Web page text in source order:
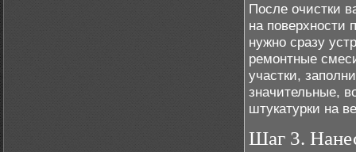
После очистки
на поверхности
нужно сразу
ремонтные
участки,
значительные,
штукатурки на
Шаг 3.